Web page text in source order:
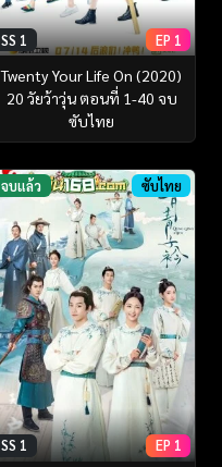
SS 1 EP 1
Twenty Your Life On (2020)
20 วัยว้าวุ่น ตอนที่ 1-40 จบ
ซับไทย
จบแล้ว ซับไทย
SS 1 EP 1